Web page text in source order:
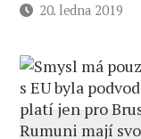
Datum20. ledna 2019